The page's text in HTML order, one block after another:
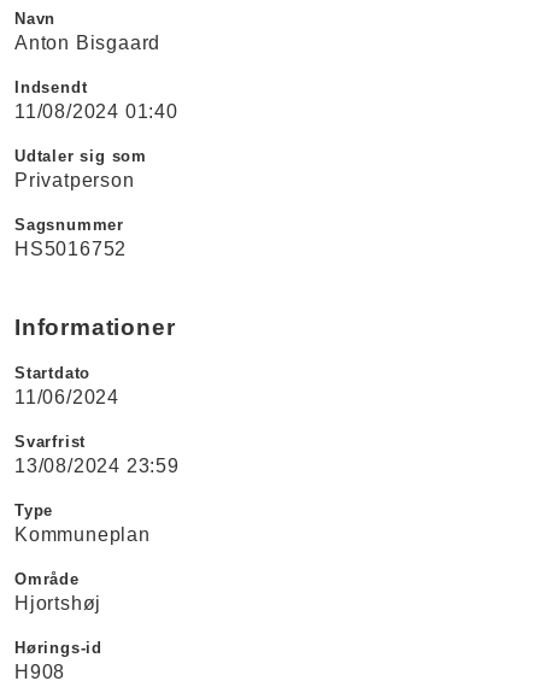
Navn
Anton Bisgaard
Indsendt
11/08/2024 01:40
Udtaler sig som
Privatperson
Sagsnummer
HS5016752
Informationer
Startdato
11/06/2024
Svarfrist
13/08/2024 23:59
Type
Kommuneplan
Område
Hjortshøj
Hørings-id
H908